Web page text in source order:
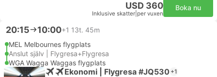
USD 360
Inklusive skatter per vuxen
Boka nu
20:15 10:00+1 13t. 45m
MEL Melbournes flygplats
Anslut själv | Flygresa+Flygresa
WGA Wagga Waggas flygplats
Ekonomi | Flygresa #JQ530 +1